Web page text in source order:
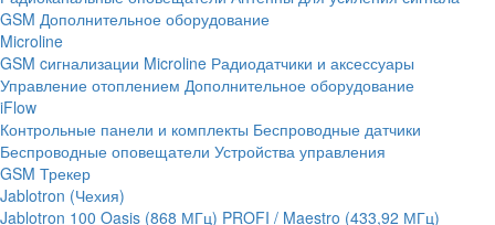
GSM Дополнительное оборудование
Microline
GSM cигнализации Microline Радиодатчики и аксессуары
Управление отоплением Дополнительное оборудование
iFlow
Контрольные панели и комплекты Беспроводные датчики
Беспроводные оповещатели Устройства управления
GSM Трекер
Jablotron (Чехия)
Jablotron 100 Oasis (868 МГц) PROFI / Maestro (433,92 МГц)